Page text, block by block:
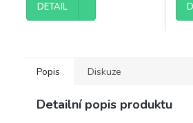
DETAIL
Popis Diskuze
Detailní popis produktu